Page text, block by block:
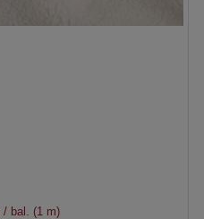
/ bal. (1 m)